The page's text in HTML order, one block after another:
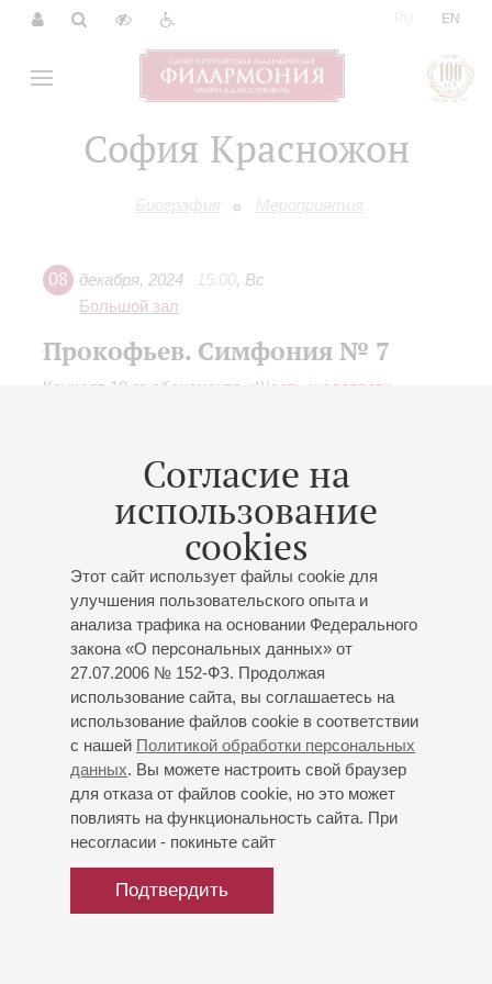
EN
София Красножон
Биография Мероприятия
Согласие на
использование
cookies
Этот сайт использует файлы cookie для
улучшения пользовательского опыта и
анализа трафика на основании Федерального
закона «О персональных данных» от
27.07.2006 № 152-ФЗ. Продолжая
использование сайта, вы соглашаетесь на
использование файлов cookie в соответствии
с нашей Политикой обработки персональных
данных. Вы можете настроить свой браузер
для отказа от файлов cookie, но это может
повлиять на функциональность сайта. При
несогласии - покиньте сайт
Подтвердить
08 декабря, 2024 15:00, Вс
Большой зал
Прокофьев. Симфония № 7
Концерт 10-го абонемента «Шесть шедевров»
Заслуженный коллектив России академический
симфонический оркестр филармонии
Дирижёр -Максим Алексеев;Михаил Пироженко
София Красножон- фортепиано;
- ведущая
: Увертюра к опере «Мнимая простушка»;
Сен-Санс
: «Карнавал животных», зоологическая
фантазия для двух фортепиано с оркестром;
Прокофьев: Симфония № 7